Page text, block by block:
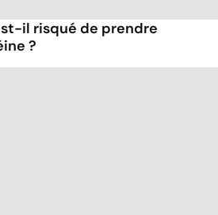
il risqué de prendre
?